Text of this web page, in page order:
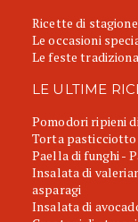
Ricette di stagione
Le occasioni
Le feste
LE ULTIME
Pomodori ripieni
Torta pasticciotto
Paella di funghi -
Insalata di
asparagi
Insalata di